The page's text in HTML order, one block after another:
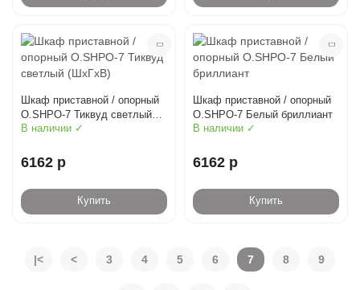
Шкаф приставной / опорный
O.SHPO-7 Тиквуд светлый
(ШхГхВ)
В наличии ✓
6162 р
Купить
Шкаф приставной / опорный
O.SHPO-7 Белый бриллиант
В наличии ✓
6162 р
Купить
|< < 3 4 5 6 7 8 9